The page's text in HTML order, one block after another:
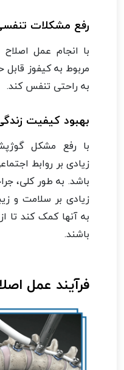
رفع مشکلات
با انجام عمل
مربوط به کیفوز
به راحتی تنفس کند.
بهبود کیفیت
با رفع مشکل
زیادی بر روابط
باشد. به طور کلی،
زیادی بر سلامت و
به آنها کمک کند تا
باشند.
فرآیند عمل